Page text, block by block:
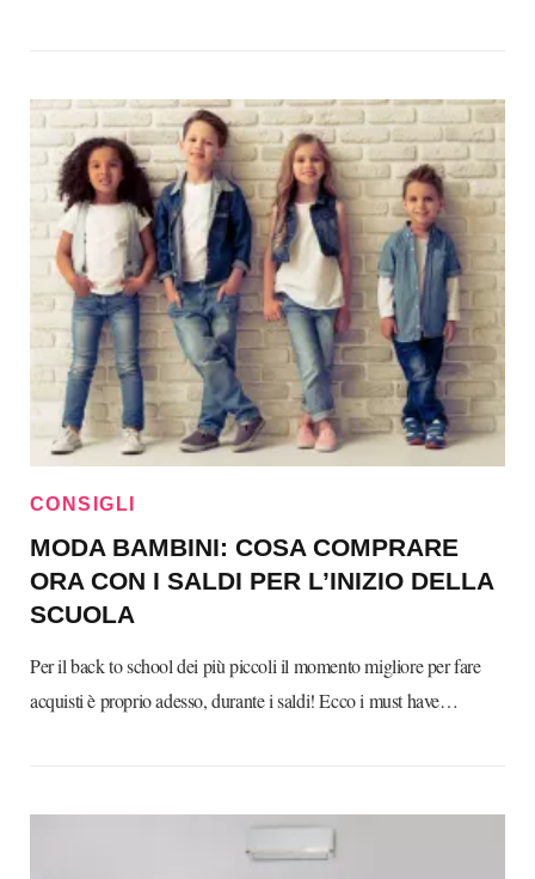
CONSIGLI
MODA BAMBINI: COSA COMPRARE
ORA CON I SALDI PER L’INIZIO DELLA
SCUOLA
Per il back to school dei più piccoli il momento migliore per fare
acquisti è proprio adesso, durante i saldi! Ecco i must have…